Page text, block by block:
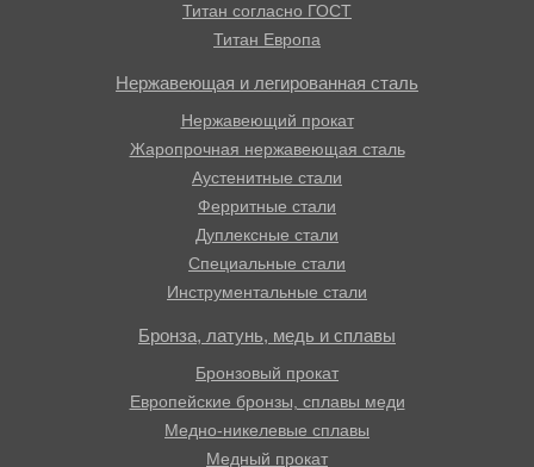
Титан согласно ГОСТ
Титан Европа
Нержавеющая и легированная сталь
Нержавеющий прокат
Жаропрочная нержавеющая сталь
Аустенитные стали
Ферритные стали
Дуплексные стали
Специальные стали
Инструментальные стали
Бронза, латунь, медь и сплавы
Бронзовый прокат
Европейские бронзы, сплавы меди
Медно-никелевые сплавы
Медный прокат